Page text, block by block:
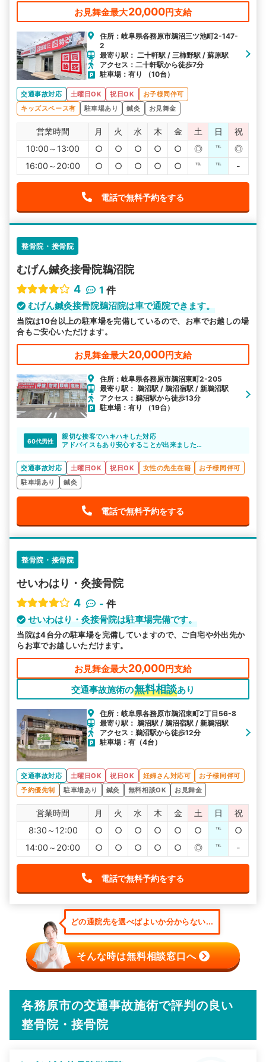
お見舞金最大20,000円支給
住所：岐阜県各務原市鵜沼三ツ池町2-147-
2
最寄り駅： 二十軒駅 / 三柿野駅 / 蘇原駅
アクセス：二十軒駅から徒歩7分
駐車場：有り （10台）
交通事故対応 土曜日OK 祝日OK
お子様同伴可
キッズスペース有
駐車場あり 鍼灸 お見舞金
営業時間 月 火 水 木 金 土 日
祝
10:00～13:00
○ ○ ○ ○ ○ ◎ ℡
◎
16:00～20:00
○ ○ ○ ○ ○ ℡ ℡ -
電話で無料予約をする
整骨院・接骨院
むげん鍼灸接骨院鵜沼院
4
1 件
むげん鍼灸接骨院鵜沼院は車で通院できます。
当院は10台以上の駐車場を完備しているので、お車でお越しの場
合もご安心いただけます。
お見舞金最大20,000円支給
住所：岐阜県各務原市鵜沼東町2-205
最寄り駅： 鵜沼駅 / 鵜沼宿駅 / 新鵜沼駅
アクセス：鵜沼駅から徒歩13分
駐車場：有り （19台）
60代男性
親切な接客でハキハキした対応
アドバイスもあり安心することが出来ました。
交通事故対応
土曜日OK 祝日OK 女性の先生在籍
お子様同伴可
駐車場あり
鍼灸
電話で無料予約をする
整骨院・接骨院
せいわはり・灸接骨院
4
- 件
せいわはり・灸接骨院は駐車場完備です。
当院は4台分の駐車場を完備していますので、ご自宅や外出先か
らお車でお越しいただけます。
お見舞金最大20,000円支給
交通事故施術の無料相談あり
住所：岐阜県各務原市鵜沼東町2丁目56-8
最寄り駅： 鵜沼駅 / 鵜沼宿駅 / 新鵜沼駅
アクセス：鵜沼駅から徒歩12分
駐車場：有（4台）
交通事故対応 土曜日OK 祝日OK 妊婦さん対応可
お子様同伴可
予約優先制
駐車場あり 鍼灸 無料相談OK お見舞金
営業時間 月 火 水 木 金 土 日
祝
8:30～12:00
○ ○ ○ ○ ○ ○ ℡
○
14:00～20:00
○ ○ ○ ○ ○ ◎ ℡ -
電話で無料予約をする
どの通院先を選べばよいか分からない...
そんな時は無料相談窓口へ
各務原市の交通事故施術で評判の良い
整骨院・接骨院